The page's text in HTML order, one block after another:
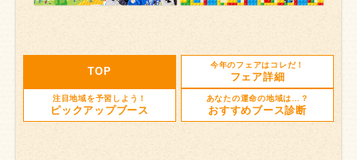
TOP
今年のフェアはコレだ！
フェア詳細
注目地域を予習しよう！
ピックアップブース
あなたの運命の地域は…？
おすすめブース診断